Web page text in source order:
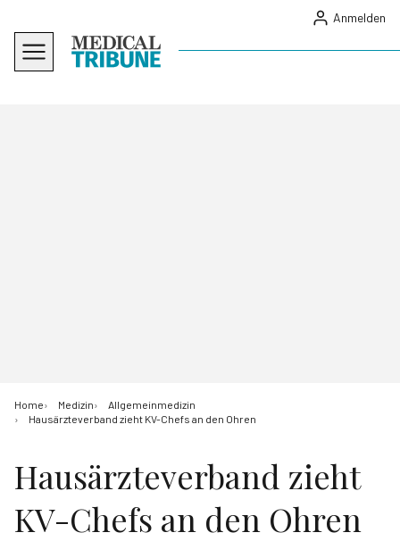
Anmelden
Home Medizin
Allgemeinmedizin
Hausärzteverband zieht KV-Chefs an den Ohren
Hausärzteverband zieht
KV-Chefs an den Ohren